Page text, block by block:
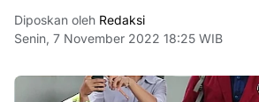
Diposkan oleh Redaksi
Senin, 7 November 2022 18:25 WIB